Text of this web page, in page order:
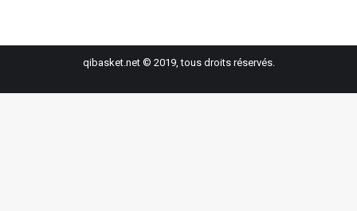
qibasket.net © 2019, tous droits réservés.